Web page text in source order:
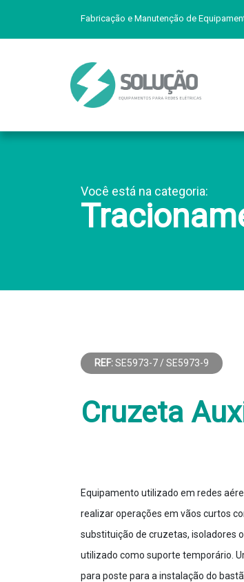
Fabricação e Manutenção de
Você está na categoria:
REF:SE5973-7 / SE5973-9
Cruzeta
Equipamento utilizado em redes
realizar operações em vãos curtos
substituição de cruzetas, isoladores
utilizado como suporte temporário.
para poste para a instalação do